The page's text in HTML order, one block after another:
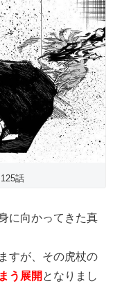
話
に向かってきた真
すが、その虎杖の
う展開 となりまし